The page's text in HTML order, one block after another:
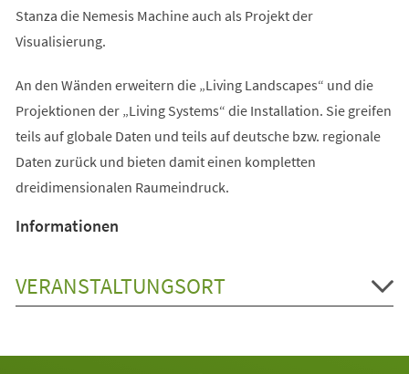
Stanza die Nemesis Machine auch als Projekt der
Visualisierung.
An den Wänden erweitern die „Living Landscapes“ und die
Projektionen der „Living Systems“ die Installation. Sie greifen
teils auf globale Daten und teils auf deutsche bzw. regionale
Daten zurück und bieten damit einen kompletten
dreidimensionalen Raumeindruck.
Informationen
VERANSTALTUNGSORT